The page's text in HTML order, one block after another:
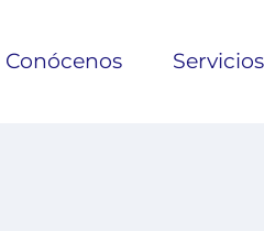
Conócenos Servicios